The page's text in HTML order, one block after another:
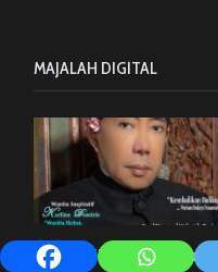
MAJALAH DIGITAL
E MAGAZINE, Edisi Guruh